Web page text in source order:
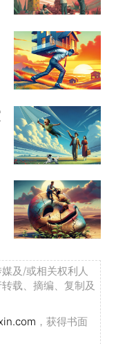
及/或相关权利人
载、摘编、复制及
，获得书面